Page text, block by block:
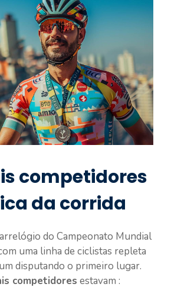
competidores
da corrida
do Campeonato Mundial
uma linha de ciclistas repleta
disputando o primeiro lugar.
competidores estavam :